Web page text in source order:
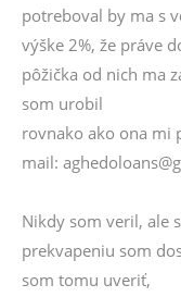
potreboval by ma s
výške 2%, že práve
pôžička od nich ma
som urobil
rovnako ako ona mi
mail:
Nikdy som veril, ale
prekvapeniu som
som tomu uveriť,